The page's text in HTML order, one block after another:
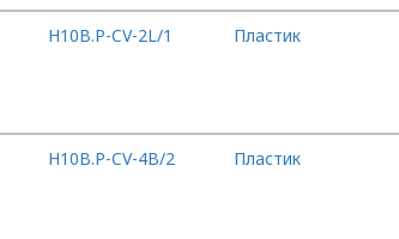
H10B.P-CV-2L/1 Пластик
H10B.P-CV-4B/2 Пластик